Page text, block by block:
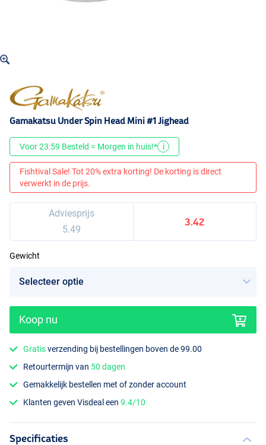
7.1g
Gamakatsu Under Spin Head Mini #1 Jighead
Voor 23:59 Besteld = Morgen in huis!* i
Fishtival Sale! Tot 20% extra korting! De korting is direct
verwerkt in de prijs.
Adviesprijs
5.49
3.42
Gewicht
Koop nu
Gratisverzending bij bestellingen boven de 99.00
Retourtermijn van 50 dagen
Gemakkelijk bestellen met of zonder account
Klanten geven Visdeal een9.4/10
Specificaties